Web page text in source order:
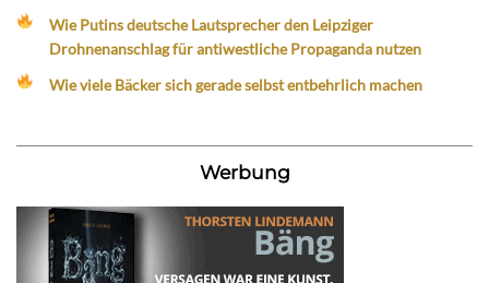
Wie Putins deutsche Lautsprecher den Leipziger
Drohnenanschlag für antiwestliche Propaganda nutzen
Wie viele Bäcker sich gerade selbst entbehrlich machen
Werbung